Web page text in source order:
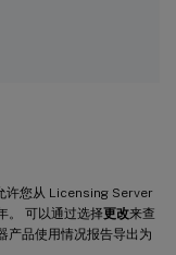
许您从 Licensing Server
。 可以通过选择更改来查
产品使用情况报告导出为